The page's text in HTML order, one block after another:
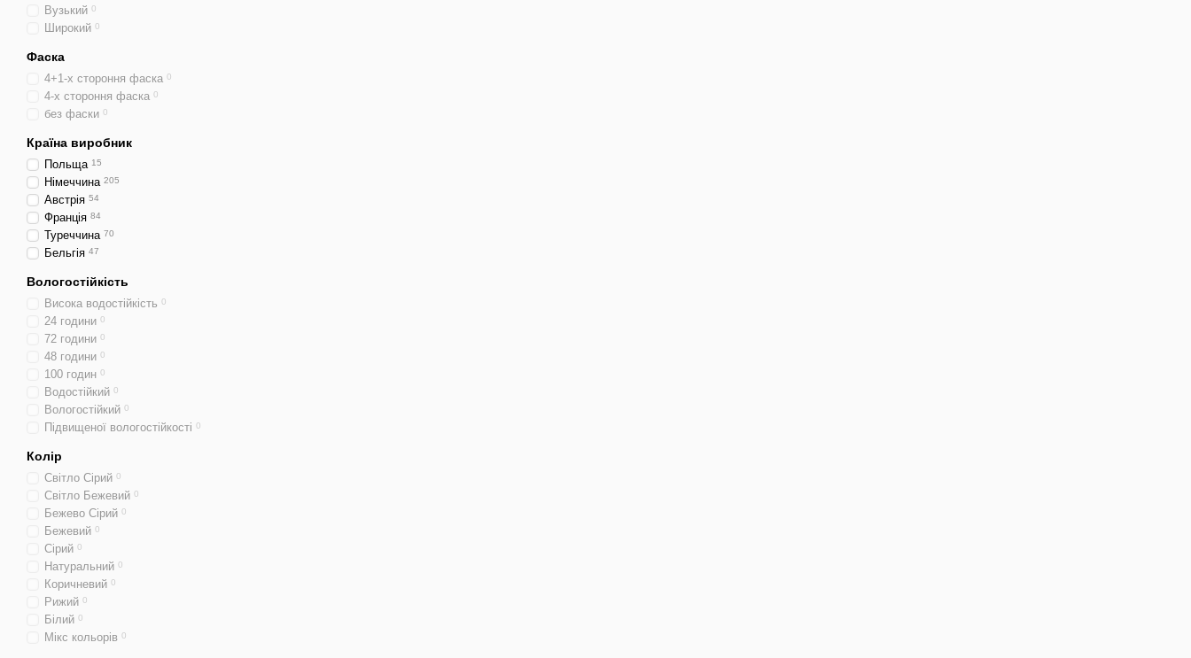
Вузький 0
Широкий 0
Фаска
4+1-х стороння фаска 0
4-х стороння фаска 0
без фаски 0
Країна виробник
Польща 15
Німеччина 205
Австрія 54
Франція 84
Туреччина 70
Бельгія 47
Вологостійкість
Висока водостійкість 0
24 години 0
72 години 0
48 години 0
100 годин 0
Водостійкий 0
Вологостійкий 0
Підвищеної вологостійкості 0
Колір
Світло Сірий 0
Світло Бежевий 0
Бежево Сірий 0
Бежевий 0
Сірий 0
Натуральний 0
Коричневий 0
Рижий 0
Білий 0
Мікс кольорів 0